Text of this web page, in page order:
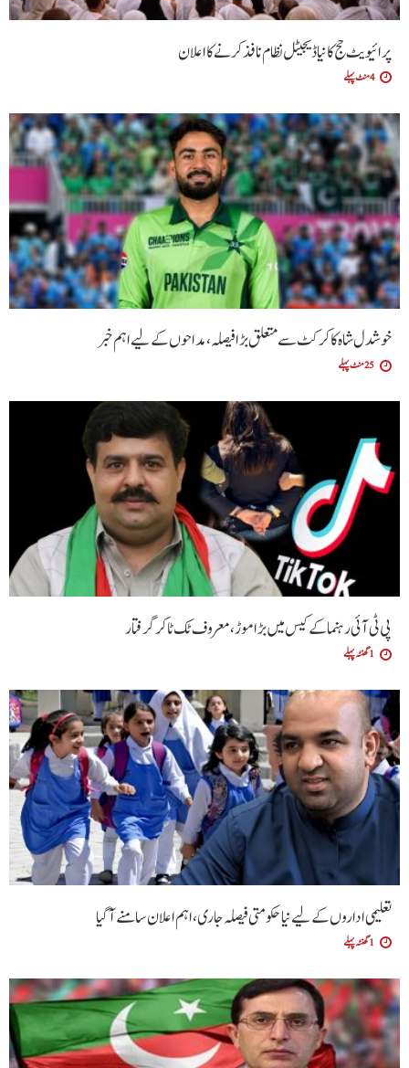
پرائیویٹ حج کا نیا ڈیجیٹل نظام نافذ کرنے کا اعلان
4 منٹ پہلے
خوشدل شاہ کا کرکٹ سے متعلق بڑا فیصلہ، مداحوں کے لیے اہم خبر
25 منٹ پہلے
پی ٹی آئی رہنما کے کیس میں بڑا موڑ، معروف ٹک ٹاکر گرفتار
1 گھنٹہ پہلے
تعلیمی اداروں کے لیے نیا حکومتی فیصلہ جاری، اہم اعلان سامنے آگیا
1 گھنٹہ پہلے